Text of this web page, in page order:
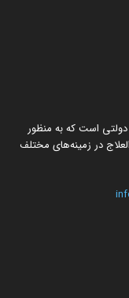
است که به منظور
در زمینه‌های مختلف